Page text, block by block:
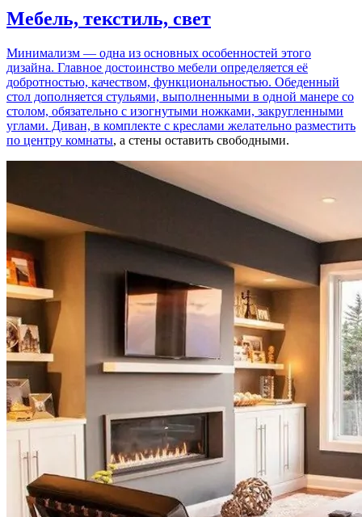
Мебель, текстиль, свет
Минимализм — одна из основных особенностей этого
дизайна. Главное достоинство мебели определяется её
добротностью, качеством, функциональностью. Обеденный
стол дополняется стульями, выполненными в одной манере со
столом, обязательно с изогнутыми ножками, закругленными
углами. Диван, в комплекте с креслами желательно разместить
по центру комнаты, а стены оставить свободными.